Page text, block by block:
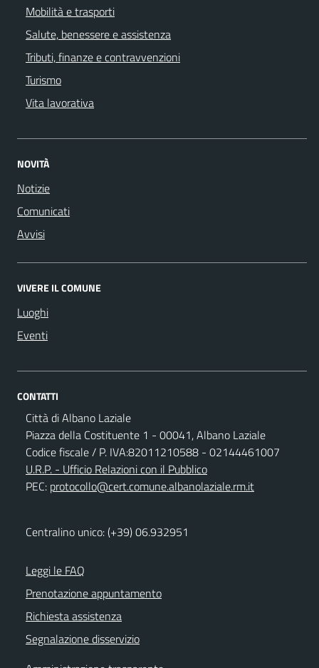
Mobilità e trasporti
Salute, benessere e assistenza
Tributi, finanze e contravvenzioni
Turismo
Vita lavorativa
NOVITÀ
Notizie
Comunicati
Avvisi
VIVERE IL COMUNE
Luoghi
Eventi
CONTATTI
Città di Albano Laziale
Piazza della Costituente 1 - 00041, Albano Laziale
Codice fiscale / P. IVA:82011210588 - 02144461007
U.R.P. - Ufficio Relazioni con il Pubblico
PEC: protocollo@cert.comune.albanolaziale.rm.it
Centralino unico: (+39) 06.932951
Leggi le FAQ
Prenotazione appuntamento
Richiesta assistenza
Segnalazione disservizio